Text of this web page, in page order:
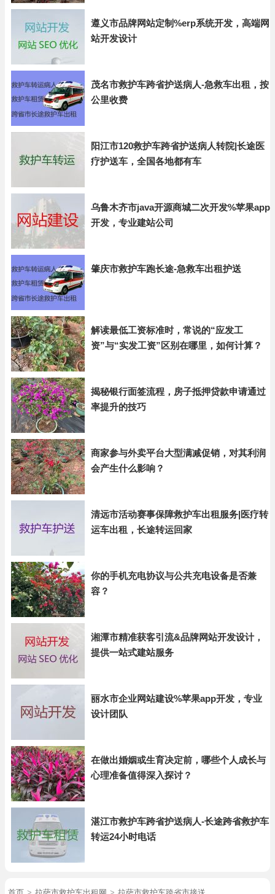
遵义市品牌网站定制%erp系统开发，高端网
站开发设计
茂名市救护车跨省护送病人-急救车出租，按
公里收费
阳江市120救护车跨省护送病人转院|长途医
疗护送车，全国各地都有车
乌鲁木齐市java开源商城二次开发%苹果app
开发，专业建站公司
肇庆市救护车跑长途-急救车出租护送
解读最低工资标准时，常说的“应发工
资”与“实发工资”区别在哪里，如何计算？
揭秘银行面签流程，房子抵押贷款申请通过
率提升的技巧
商家参与外卖平台大型满减促销，对其利润
会产生什么影响？
清远市活动赛事保障救护车出租服务|医疗转
运车出租，长途转运回家
你的手机充电协议与公共充电设备是否兼
容？
湘潭市精准获客引流&品牌网站开发设计，
提供一站式建站服务
丽水市企业网站建设%苹果app开发，专业
设计团队
在做出婚姻或生育决定前，哪些个人成长与
心理准备值得深入探讨？
湛江市救护车跨省护送病人-长途跨省救护车
转运24小时电话